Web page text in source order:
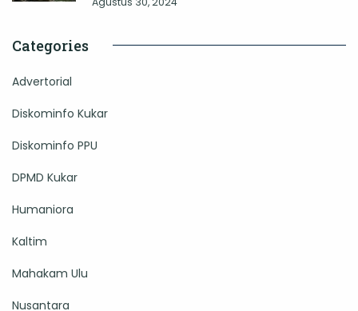
Categories
Advertorial
Diskominfo Kukar
Diskominfo PPU
DPMD Kukar
Humaniora
Kaltim
Mahakam Ulu
Nusantara